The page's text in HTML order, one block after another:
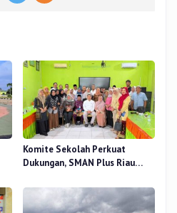
Komite Sekolah Perkuat
Dukungan, SMAN Plus Riau
Pendidikan